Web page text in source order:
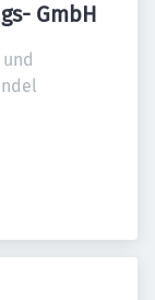
GmbH